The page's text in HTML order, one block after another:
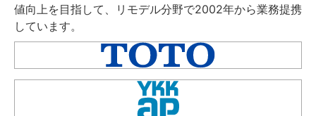
値向上を目指して、リモデル分野で2002年から業務提携
しています。